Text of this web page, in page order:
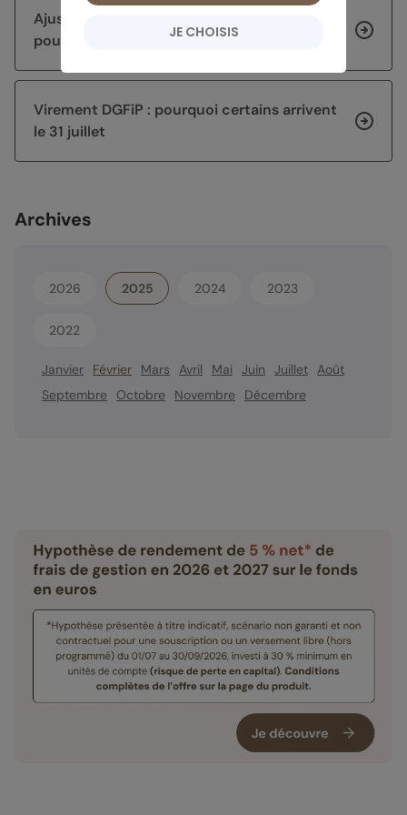
Ajuster sa stratégie d’épargne après 60 ans
pour sécuriser et faire fructifier son capital
Virement DGFiP : pourquoi certains arrivent
le 31 juillet
Archives
2026 2025 2024 2023
2022
Janvier Février Mars Avril Mai Juin Juillet Août
Septembre
Octobre Novembre Décembre
JE CHOISIS